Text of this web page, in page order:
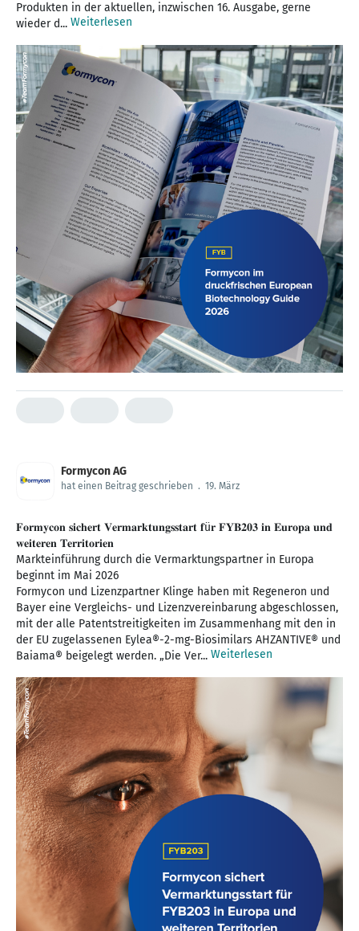
Produkten in der aktuellen, inzwischen 16. Ausgabe, gerne
wieder d... Weiterlesen
Formycon AG
hat einen Beitrag geschrieben . 19. März
𝐅𝐨𝐫𝐦𝐲𝐜𝐨𝐧 𝐬𝐢𝐜𝐡𝐞𝐫𝐭 𝐕𝐞𝐫𝐦𝐚𝐫𝐤𝐭𝐮𝐧𝐠𝐬𝐬𝐭𝐚𝐫𝐭 𝐟ü𝐫 𝐅𝐘𝐁𝟐𝟎𝟑 𝐢𝐧 𝐄𝐮𝐫𝐨𝐩𝐚 𝐮𝐧𝐝
𝐰𝐞𝐢𝐭𝐞𝐫𝐞𝐧 𝐓𝐞𝐫𝐫𝐢𝐭𝐨𝐫𝐢𝐞𝐧
Markteinführung durch die Vermarktungspartner in Europa
beginnt im Mai 2026
Formycon und Lizenzpartner Klinge haben mit Regeneron und
Bayer eine Vergleichs- und Lizenzvereinbarung abgeschlossen,
mit der alle Patentstreitigkeiten im Zusammenhang mit den in
der EU zugelassenen Eylea®-2-mg-Biosimilars AHZANTIVE® und
Baiama® beigelegt werden. „Die Ver... Weiterlesen